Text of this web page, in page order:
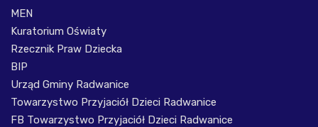
MEN
Kuratorium Oświaty
Rzecznik Praw Dziecka
BIP
Urząd Gminy Radwanice
Towarzystwo Przyjaciół Dzieci Radwanice
FB Towarzystwo Przyjaciół Dzieci Radwanice